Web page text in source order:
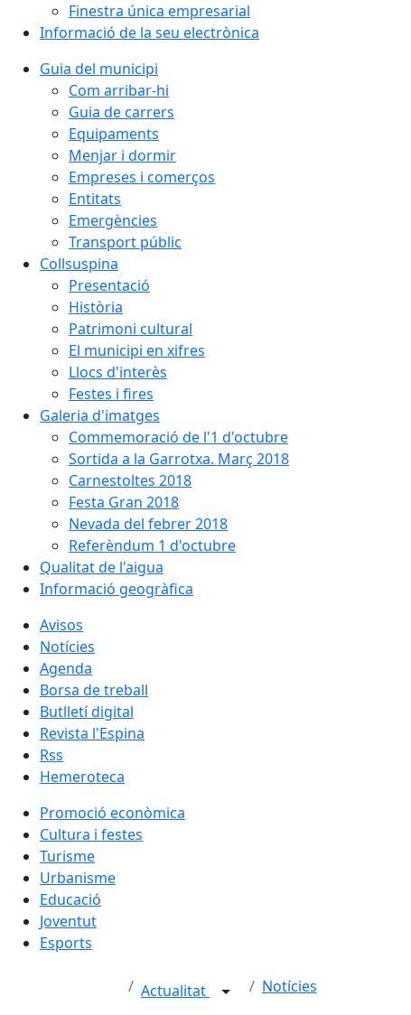
Finestra única empresarial
Informació de la seu electrònica
Guia del municipi
Com arribar-hi
Guia de carrers
Equipaments
Menjar i dormir
Empreses i comerços
Entitats
Emergències
Transport públic
Collsuspina
Presentació
Història
Patrimoni cultural
El municipi en xifres
Llocs d'interès
Festes i fires
Galeria d'imatges
Commemoració de l'1 d'octubre
Sortida a la Garrotxa. Març 2018
Carnestoltes 2018
Festa Gran 2018
Nevada del febrer 2018
Referèndum 1 d'octubre
Qualitat de l'aigua
Informació geogràfica
Avisos
Notícies
Agenda
Borsa de treball
Butlletí digital
Revista l'Espina
Rss
Hemeroteca
Promoció econòmica
Cultura i festes
Turisme
Urbanisme
Educació
Joventut
Esports
Actualitat Notícies